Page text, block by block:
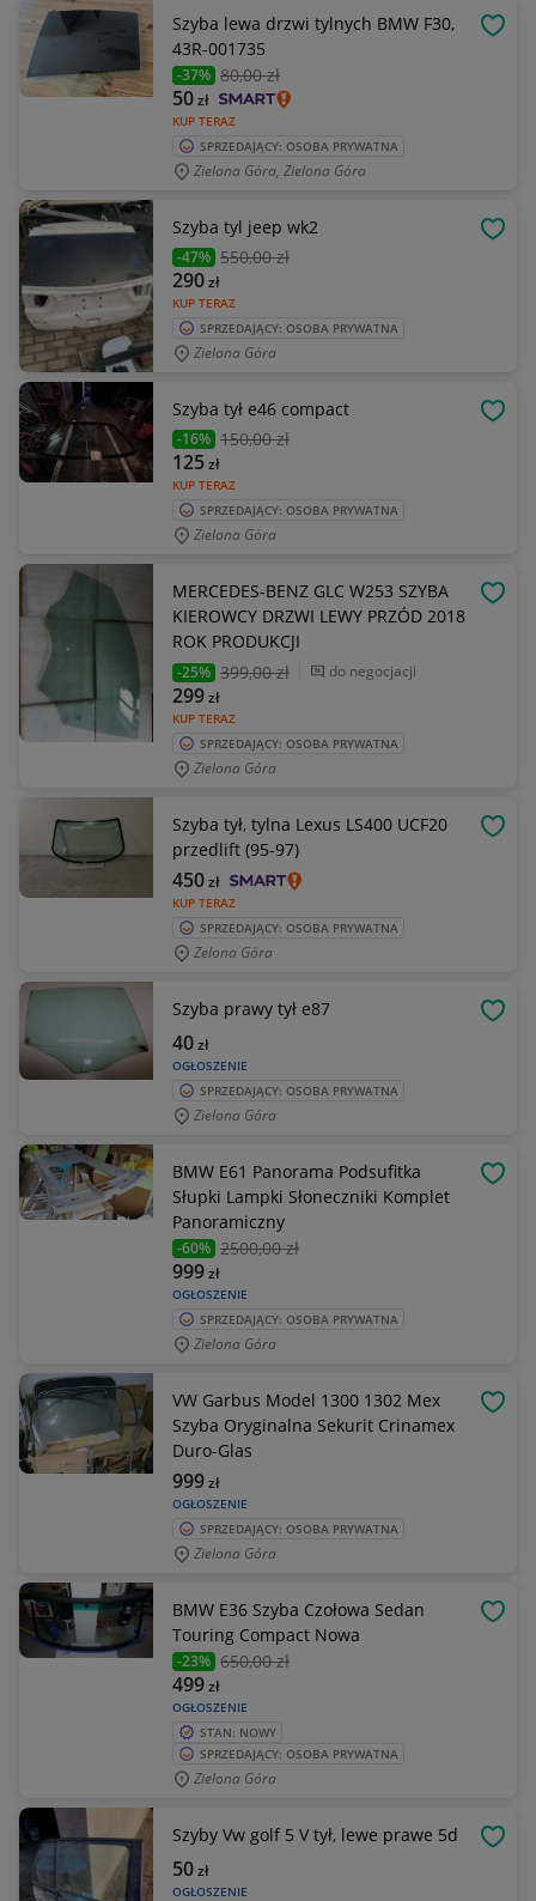
Szyba lewa drzwi tylnych BMW F30,
43R-001735
-37% 80,00 zł
KUP TERAZ
50zł
SPRZEDAJĄCY: OSOBA PRYWATNA
Zielona Góra, Zielona Góra
Szyba tyl jeep wk2
-47% 550,00 zł
KUP TERAZ
290zł
SPRZEDAJĄCY: OSOBA PRYWATNA
Zielona Góra
Szyba tył e46 compact
-16% 150,00 zł
KUP TERAZ
125zł
SPRZEDAJĄCY: OSOBA PRYWATNA
Zielona Góra
MERCEDES-BENZ GLC W253 SZYBA
KIEROWCY DRZWI LEWY PRZÓD 2018
ROK PRODUKCJI
-25% 399,00 zł do negocjacji
KUP TERAZ
299zł
SPRZEDAJĄCY: OSOBA PRYWATNA
Zielona Góra
Szyba tył, tylna Lexus LS400 UCF20
przedlift (95-97)
KUP TERAZ
450zł
SPRZEDAJĄCY: OSOBA PRYWATNA
Zelona Góra
Szyba prawy tył e87
OGŁOSZENIE
40zł
SPRZEDAJĄCY: OSOBA PRYWATNA
Zielona Góra
BMW E61 Panorama Podsufitka
Słupki Lampki Słoneczniki Komplet
Panoramiczny
-60% 2500,00 zł
OGŁOSZENIE
999zł
SPRZEDAJĄCY: OSOBA PRYWATNA
Zielona Góra
VW Garbus Model 1300 1302 Mex
Szyba Oryginalna Sekurit Crinamex
Duro-Glas
OGŁOSZENIE
999zł
SPRZEDAJĄCY: OSOBA PRYWATNA
Zielona Góra
BMW E36 Szyba Czołowa Sedan
Touring Compact Nowa
-23% 650,00 zł
OGŁOSZENIE
499zł
STAN: NOWY
SPRZEDAJĄCY: OSOBA PRYWATNA
Zielona Góra
Szyby Vw golf 5 V tył, lewe prawe 5d
OGŁOSZENIE
50zł